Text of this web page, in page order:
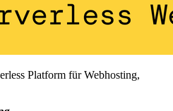
Platform für Webhosting,